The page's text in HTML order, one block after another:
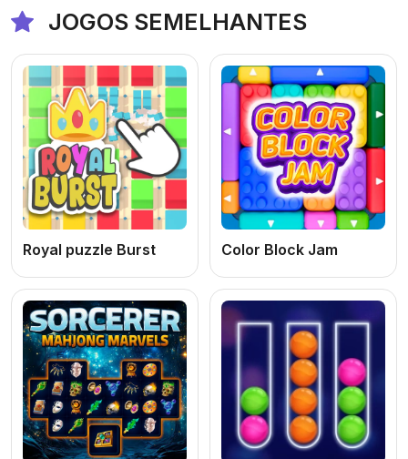
JOGOS SEMELHANTES
Royal puzzle Burst Color Block Jam